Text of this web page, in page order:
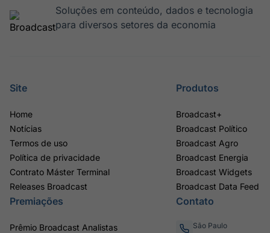
Soluções em conteúdo, dados e tecnologia
para diversos setores da economia
Site
Home
Notícias
Termos de uso
Política de privacidade
Contrato Máster Terminal
Releases Broadcast
Produtos
Broadcast+
Broadcast Político
Broadcast Agro
Broadcast Energia
Broadcast Widgets
Broadcast Data Feed
Premiações
Prêmio Broadcast Analistas
Contato
São Paulo